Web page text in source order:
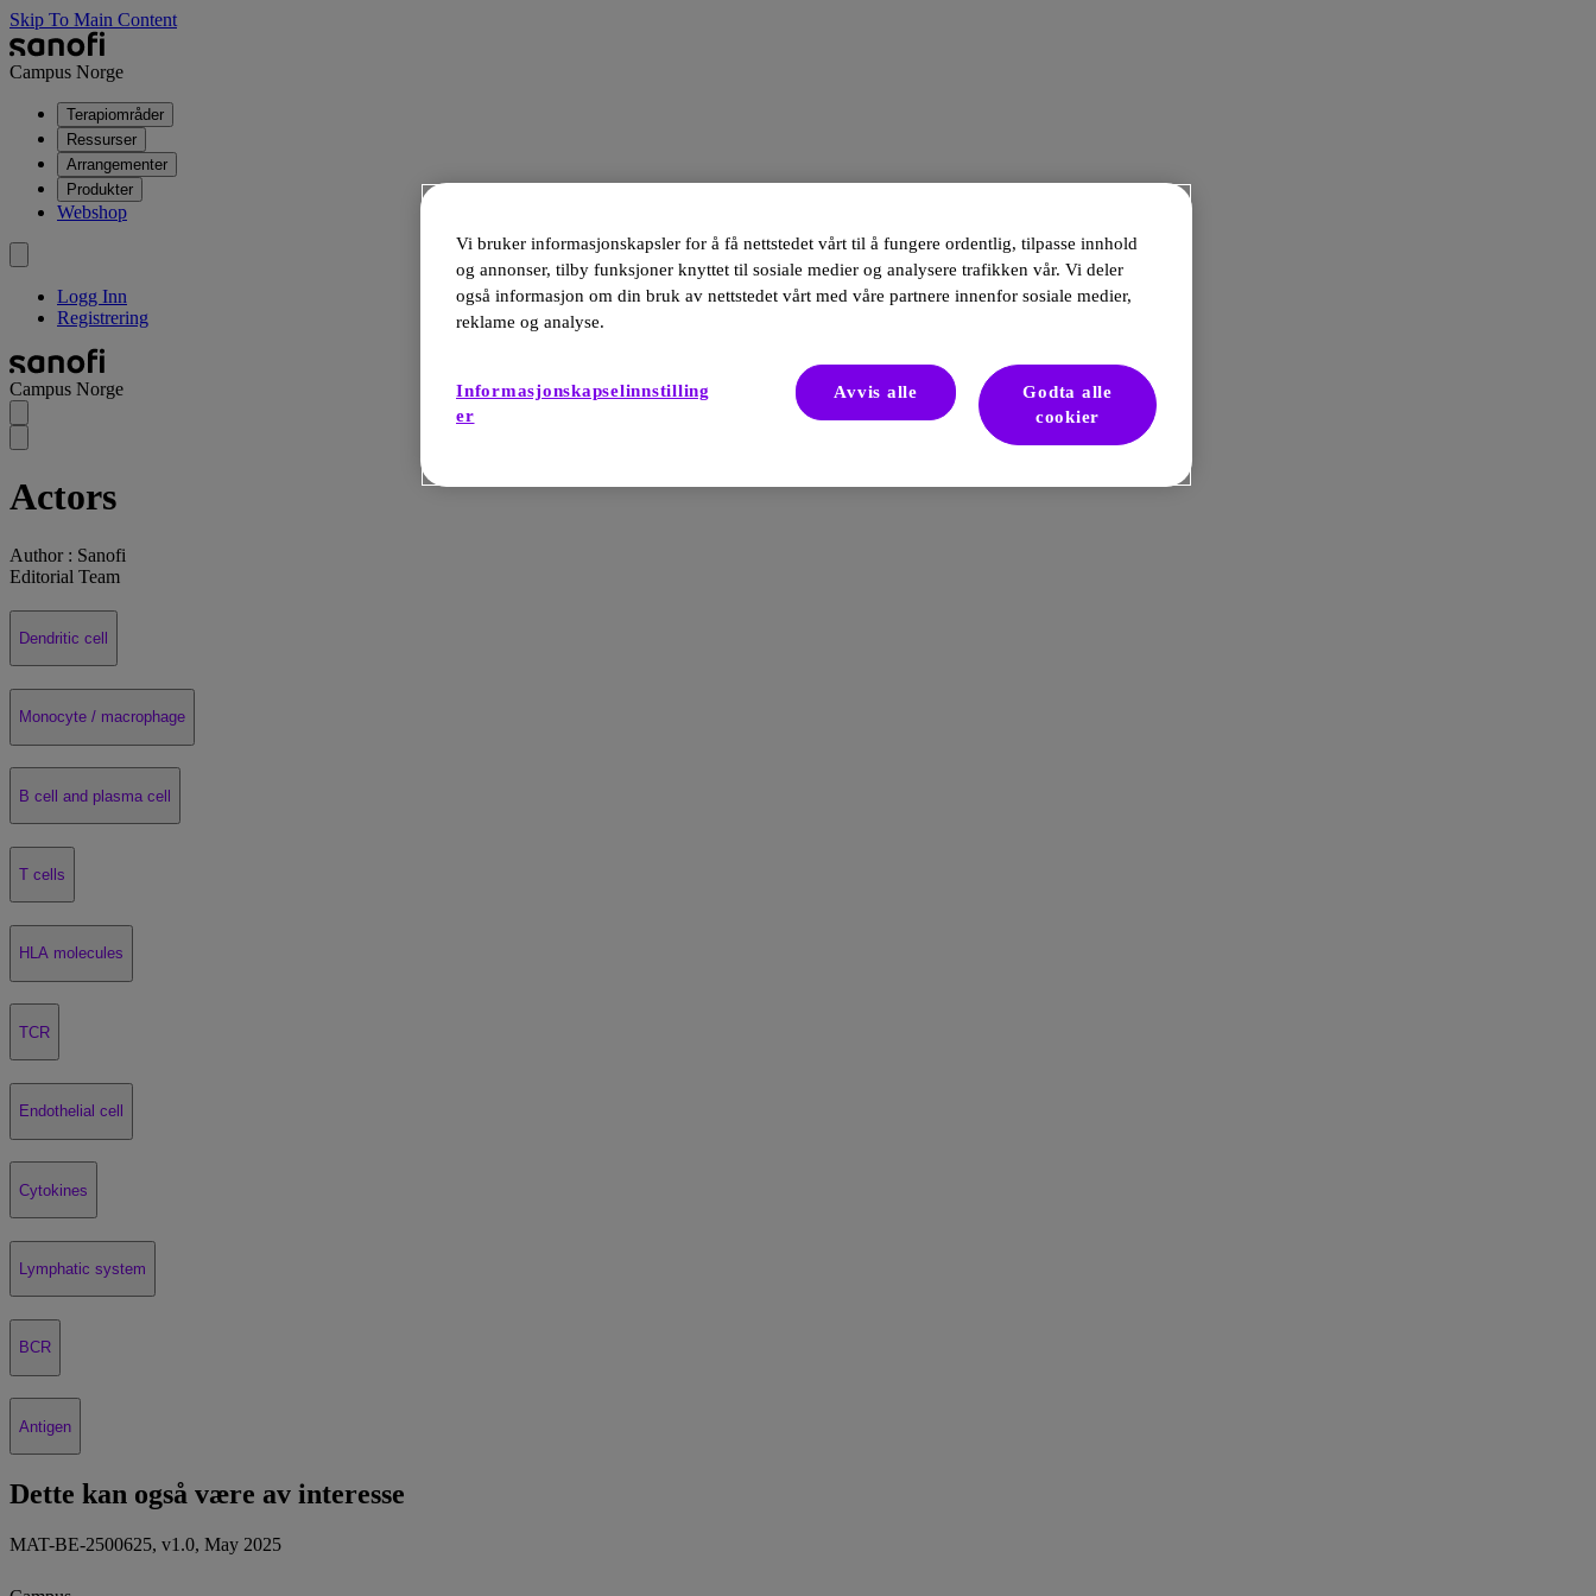
Skip To Main Content
Campus Norge
Terapiområder
Ressurser
Arrangementer
Produkter
Webshop
Logg Inn
Registrering
Campus Norge
Actors
Author : Sanofi
Editorial Team
Dendritic cell
Monocyte / macrophage
B cell and plasma cell
T cells
HLA molecules
TCR
Endothelial cell
Cytokines
Lymphatic system
BCR
Antigen
Dette kan også være av interesse
MAT-BE-2500625, v1.0, May 2025
Vi bruker informasjonskapsler for å få nettstedet vårt til å fungere ordentlig, tilpasse innhold
og annonser, tilby funksjoner knyttet til sosiale medier og analysere trafikken vår. Vi deler
også informasjon om din bruk av nettstedet vårt med våre partnere innenfor sosiale medier,
reklame og analyse.
Informasjonskapselinnstilling
er
Avvis alle
Godta alle
cookier